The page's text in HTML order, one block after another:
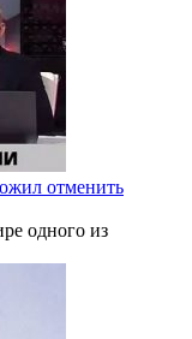
отменить
одного из